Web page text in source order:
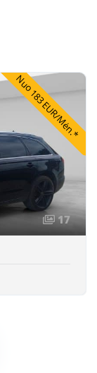
Nuo 183 EUR/Mėn.*
17